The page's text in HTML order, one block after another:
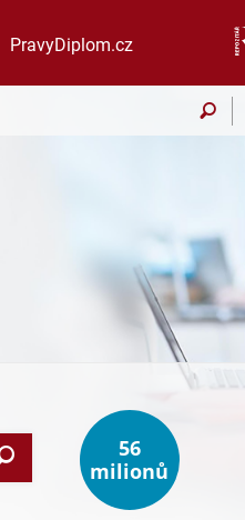
PravyDiplom.cz
Vyhledat56
milionů